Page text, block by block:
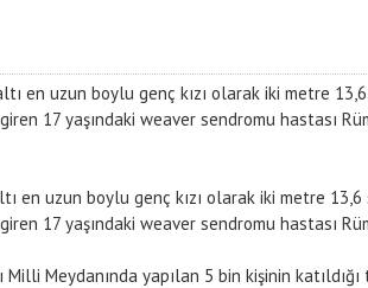
en uzun boylu genç kızı olarak iki metre
17 yaşındaki weaver sendromu hastası
en uzun boylu genç kızı olarak iki metre
17 yaşındaki weaver sendromu hastası
Meydanında yapılan 5 bin kişinin